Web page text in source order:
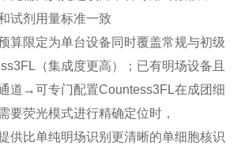
试剂用量标准一致
算限定为单台设备同时覆盖常规与初级
（集成度更高）；已有明场设备且
道→可专门配置Countess3FL在成团细
要荧光模式进行精确定位时，
供比单纯明场识别更清晰的单细胞核识